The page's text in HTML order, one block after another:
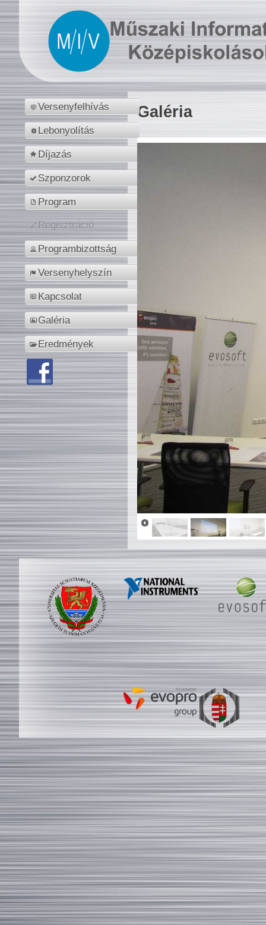
Versenyfelhívás
Lebonyolítás
Díjazás
Szponzorok
Program
Regisztráció
Programbizottság
Versenyhelyszín
Kapcsolat
Galéria
Eredmények
Galéria